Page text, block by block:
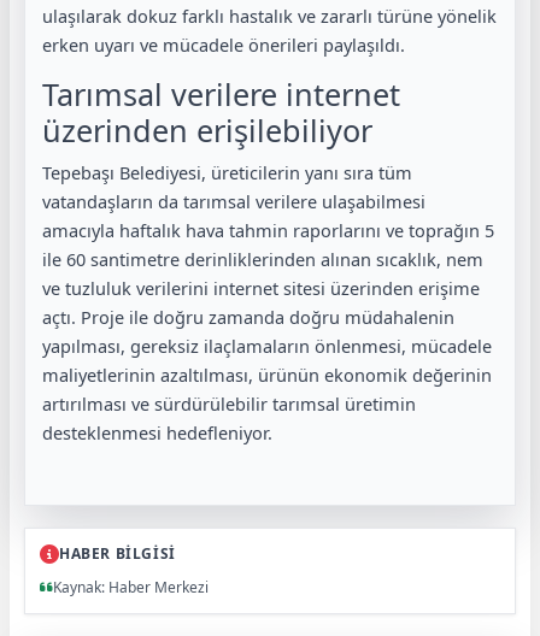
ulaşılarak dokuz farklı hastalık ve zararlı türüne yönelik
erken uyarı ve mücadele önerileri paylaşıldı.
Tarımsal verilere internet
üzerinden erişilebiliyor
Tepebaşı Belediyesi, üreticilerin yanı sıra tüm
vatandaşların da tarımsal verilere ulaşabilmesi
amacıyla haftalık hava tahmin raporlarını ve toprağın 5
ile 60 santimetre derinliklerinden alınan sıcaklık, nem
ve tuzluluk verilerini internet sitesi üzerinden erişime
açtı. Proje ile doğru zamanda doğru müdahalenin
yapılması, gereksiz ilaçlamaların önlenmesi, mücadele
maliyetlerinin azaltılması, ürünün ekonomik değerinin
artırılması ve sürdürülebilir tarımsal üretimin
desteklenmesi hedefleniyor.
HABER BİLGİSİ
Kaynak: Haber Merkezi